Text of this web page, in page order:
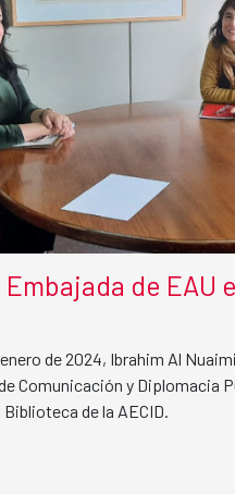
de EAU
de 2024, Ibrahim Al
Comunicación y Diplomacia
Biblioteca de la AECID.